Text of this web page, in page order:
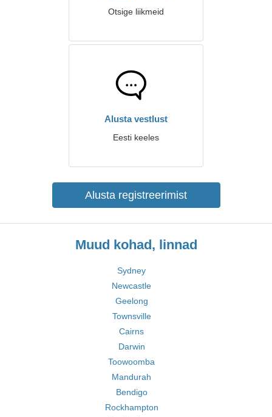
Otsige liikmeid
Alusta vestlust
Eesti keeles
Alusta registreerimist
Muud kohad, linnad
Sydney
Newcastle
Geelong
Townsville
Cairns
Darwin
Toowoomba
Mandurah
Bendigo
Rockhampton